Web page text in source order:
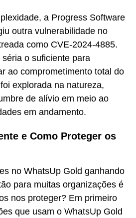
a Progress Software
outra vulnerabilidade no
como CVE-2024-4885.
o suficiente para
ao comprometimento total do
explorada na natureza,
de alívio em meio ao
em andamento.
e Como Proteger os
no WhatsUp Gold ganhando
para muitas organizações é
nos proteger? Em primeiro
que usam o WhatsUp Gold